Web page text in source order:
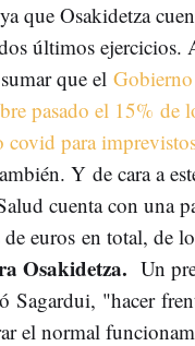
que Osakidetza
últimos ejercicios.
que el
pasado el 15% de
para
Y de cara a
cuenta con una
euros en total, de
Osakidetza. Un
Sagardui, "hacer
el normal